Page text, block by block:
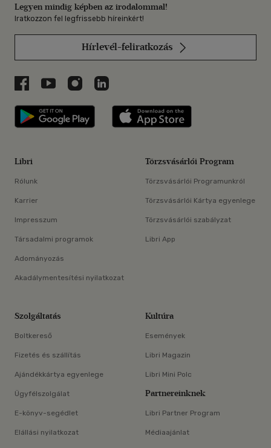
Legyen mindig képben az irodalommal!
Iratkozzon fel legfrissebb híreinkért!
Hírlevél-feliratkozás
Libri a Facebookon
Libri a Youtube-on
Libri az Instagramon
Libri a LinkedInen
Libri applikáció Szerezd meg: Google
Libri
Rólunk
Karrier
Impresszum
Társadalmi programok
Adományozás
Akadálymentesítési nyilatkozat
Törzsvásárlói Program
Törzsvásárlói Programunkról
Törzsvásárlói Kártya egyenlege
Törzsvásárlói szabályzat
Libri App
Szolgáltatás
Boltkereső
Fizetés és szállítás
Ajándékkártya egyenlege
Ügyfélszolgálat
E-könyv-segédlet
Elállási nyilatkozat
Kultúra
Események
Libri Magazin
Libri Mini Polc
Partnereinknek
Libri Partner Program
Médiaajánlat